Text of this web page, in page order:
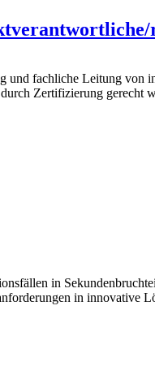
fachliche Leitung von
Zertifizierung
in
in